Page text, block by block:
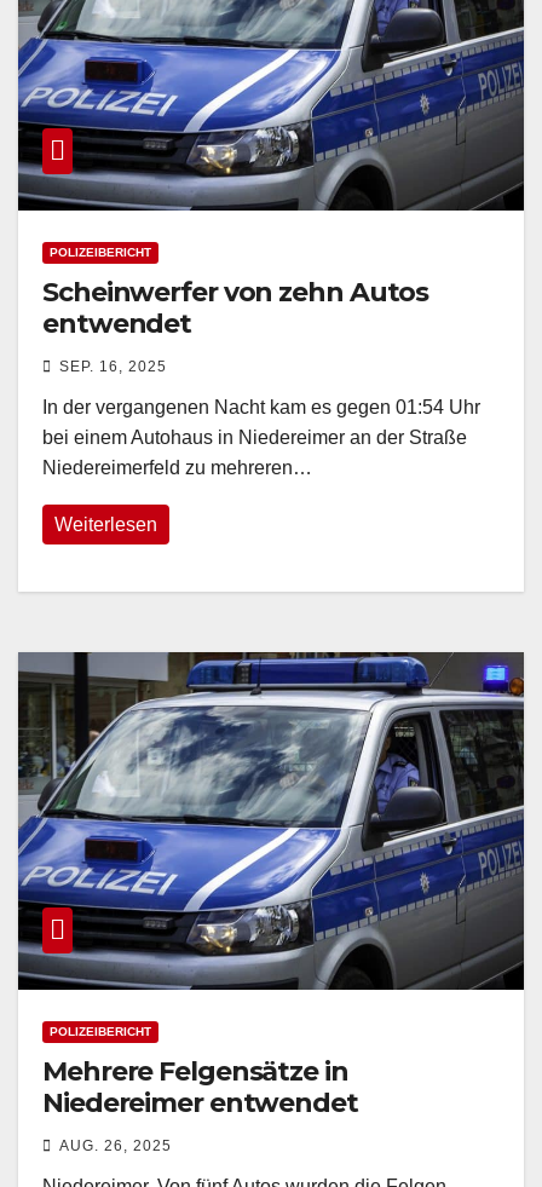
POLIZEIBERICHT
Scheinwerfer von zehn Autos
entwendet
SEP. 16, 2025
In der vergangenen Nacht kam es gegen 01:54 Uhr
bei einem Autohaus in Niedereimer an der Straße
Niedereimerfeld zu mehreren…
Weiterlesen
POLIZEIBERICHT
Mehrere Felgensätze in
Niedereimer entwendet
AUG. 26, 2025